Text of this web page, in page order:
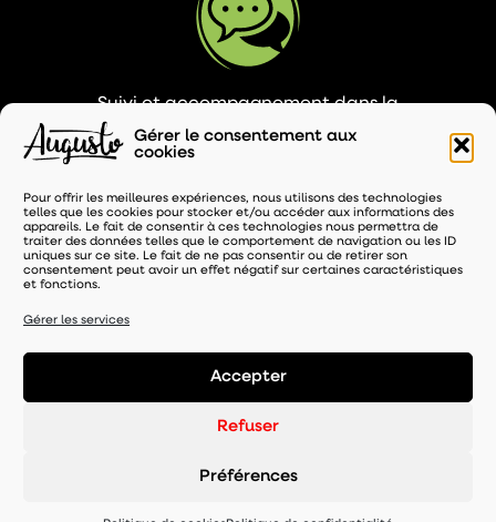
Gérer le consentement aux
cookies
Pour offrir les meilleures expériences, nous utilisons des technologies
telles que les cookies pour stocker et/ou accéder aux informations des
appareils. Le fait de consentir à ces technologies nous permettra de
traiter des données telles que le comportement de navigation ou les ID
uniques sur ce site. Le fait de ne pas consentir ou de retirer son
consentement peut avoir un effet négatif sur certaines caractéristiques
et fonctions.
Gérer les services
Accepter
Refuser
Préférences
Suivi et accompagnement dans la
promotion des ventes (animation et PLV)
toute la durée de votre contrat
Augusto, 59 rue Vaucouleurs - 33 800